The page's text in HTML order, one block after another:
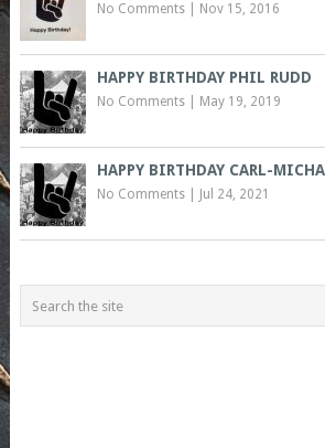
No Comments| Nov 15, 2016
HAPPY BIRTHDAY PHIL RUDD
No Comments| May 19, 2019
HAPPY BIRTHDAY CARL-
No Comments| Jul 24, 2021